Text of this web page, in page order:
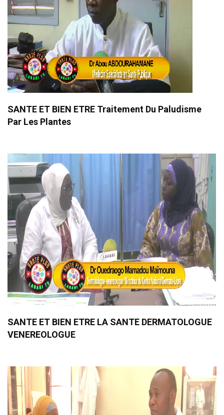
SANTE ET BIEN ETRE Traitement Du Paludisme
Par Les Plantes
SANTE ET BIEN ETRE LA SANTE DERMATOLOGUE
VENEREOLOGUE